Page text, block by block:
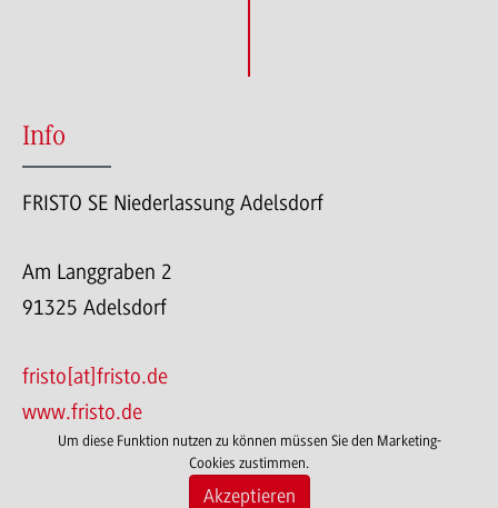
Info
FRISTO SE Niederlassung Adelsdorf
Am Langgraben 2
91325 Adelsdorf
fristo[at]fristo.de
www.fristo.de
Um diese Funktion nutzen zu können müssen Sie den Marketing-
Cookies zustimmen.
Akzeptieren